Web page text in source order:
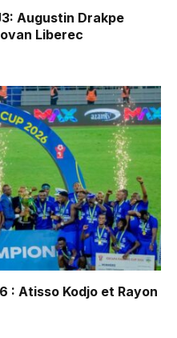
Augustin Drakpe
Liberec
: Atisso Kodjo et Rayon